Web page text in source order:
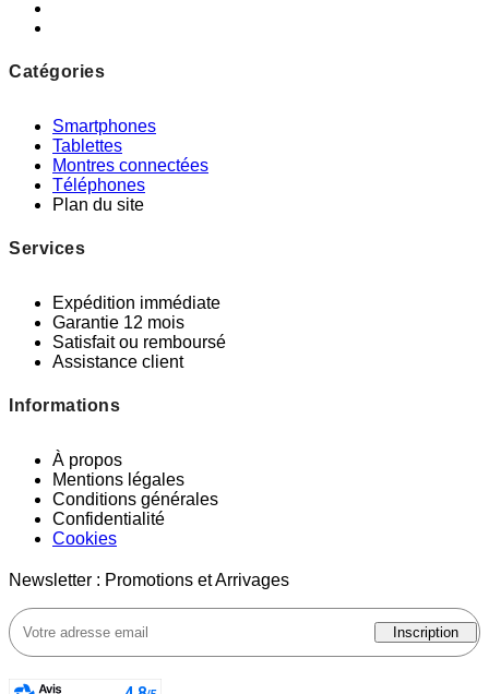
Catégories
Smartphones
Tablettes
Montres connectées
Téléphones
Plan du site
Services
Expédition immédiate
Garantie 12 mois
Satisfait ou remboursé
Assistance client
Informations
À propos
Mentions légales
Conditions générales
Confidentialité
Cookies
Newsletter : Promotions et Arrivages
Inscription